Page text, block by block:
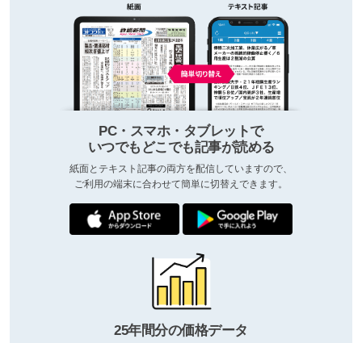
PC・スマホ・タブレットで
いつでもどこでも記事が読める
紙面とテキスト記事の両方を配信していますので、
ご利用の端末に合わせて簡単に切替えできます。
25年間分の価格データ